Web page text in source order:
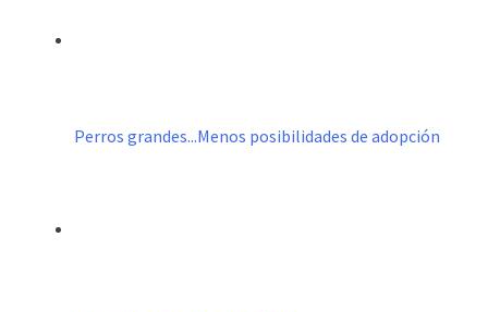
Perros grandes...Menos posibilidades de adopción